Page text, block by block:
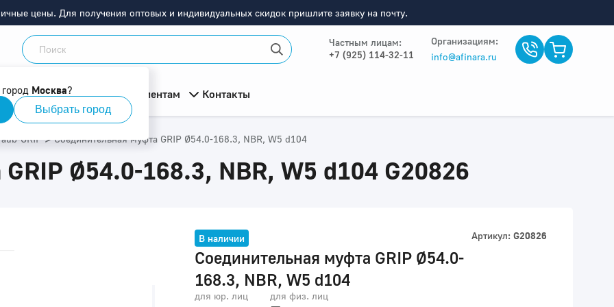
цены. Для получения оптовых и индивидуальных скидок пришлите заявку на почту.
Москва?
Выбрать город
Частным лицам:
+7 (925) 114-32-11
Организациям:
info@afinara.ru
О компании Клиентам Контакты
GRIP > Соединительная муфта GRIP Ø54.0-168.3, NBR, W5 d104
Ø54.0-168.3, NBR, W5 d104 G20826
В наличии Артикул: G20826
Соединительная муфта GRIP Ø54.0-
168.3, NBR, W5 d104
для юр. лиц для физ. лиц